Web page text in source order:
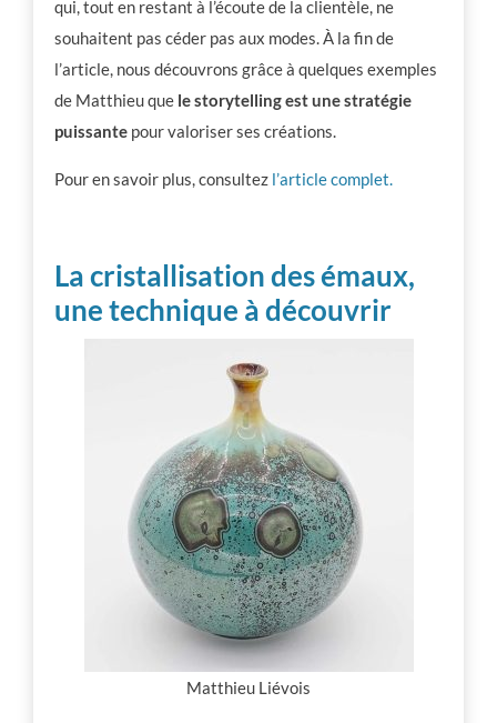
qui, tout en restant à l’écoute de la clientèle, ne
souhaitent pas céder pas aux modes. À la fin de
l’article, nous découvrons grâce à quelques exemples
de Matthieu que le storytelling est une stratégie
puissante pour valoriser ses créations.
Pour en savoir plus, consultez l’article complet.
La cristallisation des émaux,
une technique à découvrir
Matthieu Liévois